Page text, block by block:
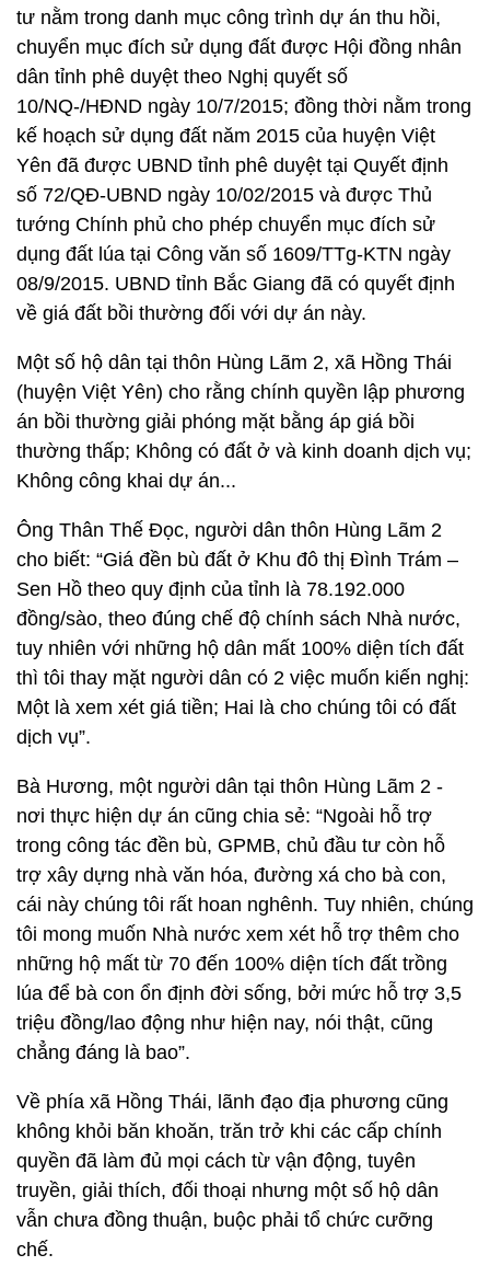
tư nằm trong danh mục công trình dự án thu hồi,
chuyển mục đích sử dụng đất được Hội đồng nhân
dân tỉnh phê duyệt theo Nghị quyết số
10/NQ-/HĐND ngày 10/7/2015; đồng thời nằm trong
kế hoạch sử dụng đất năm 2015 của huyện Việt
Yên đã được UBND tỉnh phê duyệt tại Quyết định
số 72/QĐ-UBND ngày 10/02/2015 và được Thủ
tướng Chính phủ cho phép chuyển mục đích sử
dụng đất lúa tại Công văn số 1609/TTg-KTN ngày
08/9/2015. UBND tỉnh Bắc Giang đã có quyết định
về giá đất bồi thường đối với dự án này.
Một số hộ dân tại thôn Hùng Lãm 2, xã Hồng Thái
(huyện Việt Yên) cho rằng chính quyền lập phương
án bồi thường giải phóng mặt bằng áp giá bồi
thường thấp; Không có đất ở và kinh doanh dịch vụ;
Không công khai dự án...
Ông Thân Thế Đọc, người dân thôn Hùng Lãm 2
cho biết: “Giá đền bù đất ở Khu đô thị Đình Trám –
Sen Hồ theo quy định của tỉnh là 78.192.000
đồng/sào, theo đúng chế độ chính sách Nhà nước,
tuy nhiên với những hộ dân mất 100% diện tích đất
thì tôi thay mặt người dân có 2 việc muốn kiến nghị:
Một là xem xét giá tiền; Hai là cho chúng tôi có đất
dịch vụ”.
Bà Hương, một người dân tại thôn Hùng Lãm 2 -
nơi thực hiện dự án cũng chia sẻ: “Ngoài hỗ trợ
trong công tác đền bù, GPMB, chủ đầu tư còn hỗ
trợ xây dựng nhà văn hóa, đường xá cho bà con,
cái này chúng tôi rất hoan nghênh. Tuy nhiên, chúng
tôi mong muốn Nhà nước xem xét hỗ trợ thêm cho
những hộ mất từ 70 đến 100% diện tích đất trồng
lúa để bà con ổn định đời sống, bởi mức hỗ trợ 3,5
triệu đồng/lao động như hiện nay, nói thật, cũng
chẳng đáng là bao”.
Về phía xã Hồng Thái, lãnh đạo địa phương cũng
không khỏi băn khoăn, trăn trở khi các cấp chính
quyền đã làm đủ mọi cách từ vận động, tuyên
truyền, giải thích, đối thoại nhưng một số hộ dân
vẫn chưa đồng thuận, buộc phải tổ chức cưỡng
chế.